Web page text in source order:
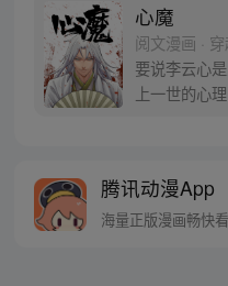
心魔
阅文漫画 ·
要说李云心
上一世的心
黑白阎君见
来？ 李云心
腾讯动漫App
海量正版漫画畅快看